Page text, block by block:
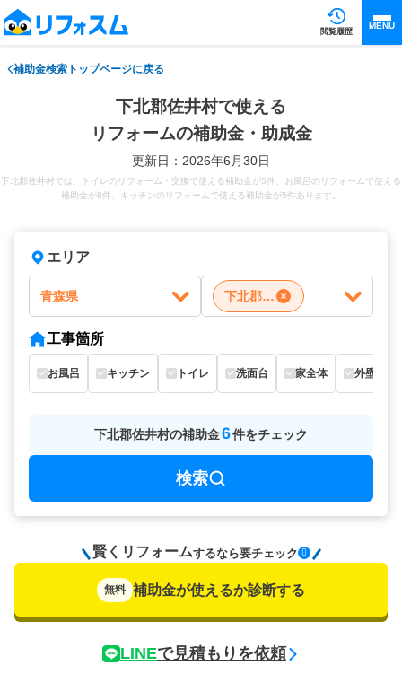
閲覧履歴
MENU
補助金検索トップページに戻る
下北郡佐井村で使える
リフォームの補助金・助成金
更新日：2026年6月30日
下北郡佐井村では、トイレのリフォーム・交換で使える補助金が5件、お風呂のリフォームで使える
補助金が8件、キッチンのリフォームで使える補助金が5件あります。
エリア
青森県 下北郡佐井村
工事箇所
お風呂 キッチン トイレ 洗面台 家全体 外壁
下北郡佐井村の補助金6件をチェック
検索
賢くリフォームするなら要チェック
無料 補助金が使えるか診断する
LINEで見積もりを依頼